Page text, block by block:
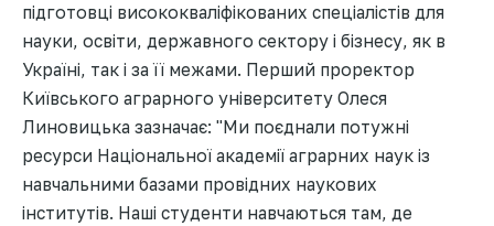
підготовці висококваліфікованих спеціалістів для
науки, освіти, державного сектору і бізнесу, як в
Україні, так і за її межами. Перший проректор
Київського аграрного університету Олеся
Линовицька зазначає: "Ми поєднали потужні
ресурси Національної академії аграрних наук із
навчальними базами провідних наукових
інститутів. Наші студенти навчаються там, де